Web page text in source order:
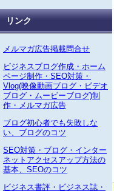
リンク
メルマガ広告掲載問合せ
ビジネスブログ作成・ホーム
ページ制作・SEO対策・
Vlog(映像動画ブログ・ビデオ
ブログ・ムービーブログ)制
作・メルマガ広告
ブログ初心者でも失敗しな
い、ブログのコツ
SEO対策・ブログ・インター
ネットアクセスアップ方法の
基本、SEOのコツ
ビジネス書評・ビジネス誌・